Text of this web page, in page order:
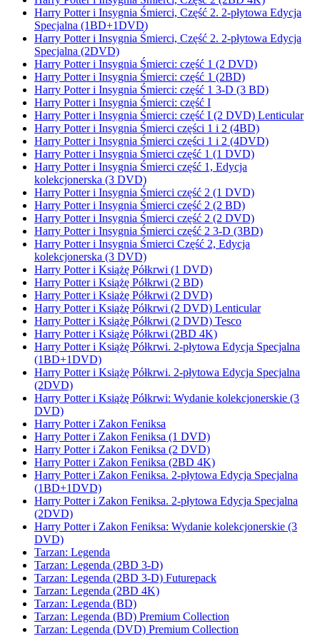
Harry Potter i Insygnia Śmierci, Część 2. 2-płytowa Edycja
Specjalna (1BD+1DVD)
Harry Potter i Insygnia Śmierci, Część 2. 2-płytowa Edycja
Specjalna (2DVD)
Harry Potter i Insygnia Śmierci: część 1 (2 DVD)
Harry Potter i Insygnia Śmierci: część 1 (2BD)
Harry Potter i Insygnia Śmierci: część 1 3-D (3 BD)
Harry Potter i Insygnia Śmierci: część I
Harry Potter i Insygnia Śmierci: część I (2 DVD) Lenticular
Harry Potter i Insygnia Śmierci części 1 i 2 (4BD)
Harry Potter i Insygnia Śmierci części 1 i 2 (4DVD)
Harry Potter i Insygnia Śmierci część 1 (1 DVD)
Harry Potter i Insygnia Śmierci część 1, Edycja
kolekcjonerska (3 DVD)
Harry Potter i Insygnia Śmierci część 2 (1 DVD)
Harry Potter i Insygnia Śmierci część 2 (2 BD)
Harry Potter i Insygnia Śmierci część 2 (2 DVD)
Harry Potter i Insygnia Śmierci część 2 3-D (3BD)
Harry Potter i Insygnia Śmierci Część 2, Edycja
kolekcjonerska (3 DVD)
Harry Potter i Książę Półkrwi (1 DVD)
Harry Potter i Książę Półkrwi (2 BD)
Harry Potter i Książę Półkrwi (2 DVD)
Harry Potter i Książę Półkrwi (2 DVD) Lenticular
Harry Potter i Książę Półkrwi (2 DVD) Tesco
Harry Potter i Książę Półkrwi (2BD 4K)
Harry Potter i Książę Półkrwi. 2-płytowa Edycja Specjalna
(1BD+1DVD)
Harry Potter i Książę Półkrwi. 2-płytowa Edycja Specjalna
(2DVD)
Harry Potter i Książę Półkrwi: Wydanie kolekcjonerskie (3
DVD)
Harry Potter i Zakon Feniksa
Harry Potter i Zakon Feniksa (1 DVD)
Harry Potter i Zakon Feniksa (2 DVD)
Harry Potter i Zakon Feniksa (2BD 4K)
Harry Potter i Zakon Feniksa. 2-płytowa Edycja Specjalna
(1BD+1DVD)
Harry Potter i Zakon Feniksa. 2-płytowa Edycja Specjalna
(2DVD)
Harry Potter i Zakon Feniksa: Wydanie kolekcjonerskie (3
DVD)
Tarzan: Legenda
Tarzan: Legenda (2BD 3-D)
Tarzan: Legenda (2BD 3-D) Futurepack
Tarzan: Legenda (2BD 4K)
Tarzan: Legenda (BD)
Tarzan: Legenda (BD) Premium Collection
Tarzan: Legenda (DVD) Premium Collection